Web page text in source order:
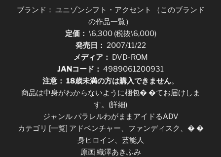
ブランド： ユニゾンシフト・アクセント （このブランド
の作品一覧）
定価： \6,300 (税抜\6,000)
発売日： 2007/11/22
メディア： DVD-ROM
JANコード： 4989061200931
注意： 18歳未満の方は購入できません。
商品は中身がわからないように梱包� �てお届けしま
す。(詳細)
ジャンル パラレルわがままアイドるADV
カテゴリ [一覧] アドベンチャー、ファンディスク、� �
身ヒロイン、芸能人
原画 織澤あきふみ